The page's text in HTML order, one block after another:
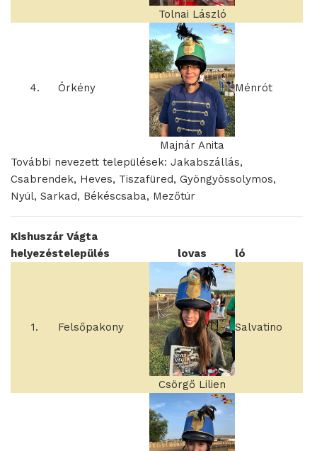
Tolnai László
4. Örkény
Majnár Anita
Ménrót
További nevezett települések: Jakabszállás,
Csabrendek, Heves, Tiszafüred, Gyöngyössolymos,
Nyúl, Sarkad, Békéscsaba, Mezőtúr
Kishuszár Vágta
helyezéstelepülés lovas ló
1. Felsőpakony
Csörgő Lilien
Salvatino